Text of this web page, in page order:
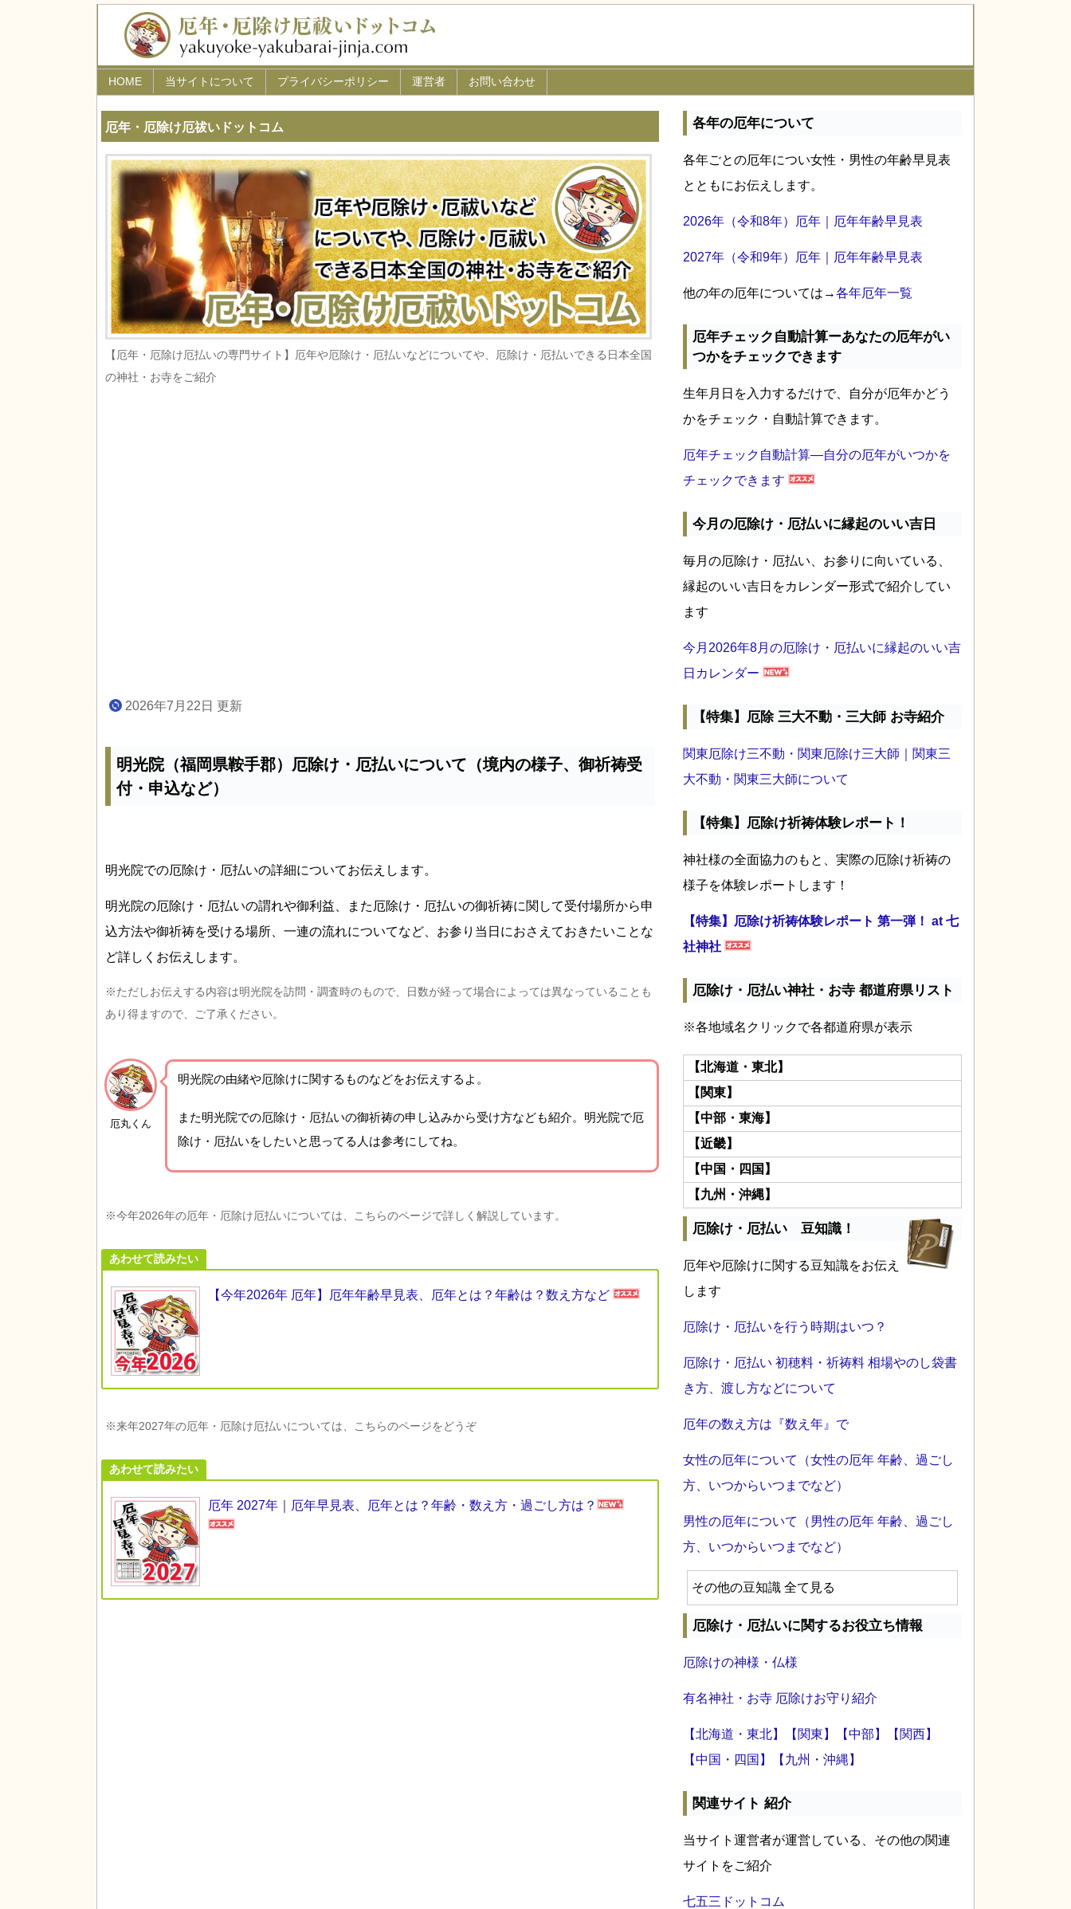
厄年・厄除け厄祓いドットコム
【厄年・厄除け厄払いの専門サイト】厄年や厄除け・厄払いなどについてや、厄除け・厄払いできる日本全国
の神社・お寺をご紹介
2026年7月22日 更新
明光院（福岡県鞍手郡）厄除け・厄払いについて（境内の様子、御祈祷受
付・申込など）
明光院での厄除け・厄払いの詳細についてお伝えします。
明光院の厄除け・厄払いの謂れや御利益、また厄除け・厄払いの御祈祷に関して受付場所から申
込方法や御祈祷を受ける場所、一連の流れについてなど、お参り当日におさえておきたいことな
ど詳しくお伝えします。
※ただしお伝えする内容は明光院を訪問・調査時のもので、日数が経って場合によっては異なっていることも
あり得ますので、ご了承ください。
厄丸くん
明光院の由緒や厄除けに関するものなどをお伝えするよ。
また明光院での厄除け・厄払いの御祈祷の申し込みから受け方なども紹介。明光院で厄
除け・厄払いをしたいと思ってる人は参考にしてね。
※今年2026年の厄年・厄除け厄払いについては、こちらのページで詳しく解説しています。
あわせて読みたい
【今年2026年 厄年】厄年年齢早見表、厄年とは？年齢は？数え方など
※来年2027年の厄年・厄除け厄払いについては、こちらのページをどうぞ
あわせて読みたい
厄年 2027年｜厄年早見表、厄年とは？年齢・数え方・過ごし方は？
各年の厄年について
各年ごとの厄年につい女性・男性の年齢早見表
とともにお伝えします。
2026年（令和8年）厄年｜厄年年齢早見表
2027年（令和9年）厄年｜厄年年齢早見表
他の年の厄年については→各年厄年一覧
厄年チェック自動計算ーあなたの厄年がい
つかをチェックできます
生年月日を入力するだけで、自分が厄年かどう
かをチェック・自動計算できます。
厄年チェック自動計算―自分の厄年がいつかを
チェックできます
今月の厄除け・厄払いに縁起のいい吉日
毎月の厄除け・厄払い、お参りに向いている、
縁起のいい吉日をカレンダー形式で紹介してい
ます
今月2026年8月の厄除け・厄払いに縁起のいい吉
日カレンダー
【特集】厄除 三大不動・三大師 お寺紹介
関東厄除け三不動・関東厄除け三大師｜関東三
大不動・関東三大師について
【特集】厄除け祈祷体験レポート！
神社様の全面協力のもと、実際の厄除け祈祷の
様子を体験レポートします！
【特集】厄除け祈祷体験レポート 第一弾！ at 七
社神社
厄除け・厄払い神社・お寺 都道府県リスト
※各地域名クリックで各都道府県が表示
【北海道・東北】
【関東】
【中部・東海】
【近畿】
【中国・四国】
【九州・沖縄】
厄除け・厄払い 豆知識！
厄年や厄除けに関する豆知識をお伝え
します
厄除け・厄払いを行う時期はいつ？
厄除け・厄払い 初穂料・祈祷料 相場やのし袋書
き方、渡し方などについて
厄年の数え方は『数え年』で
女性の厄年について（女性の厄年 年齢、過ごし
方、いつからいつまでなど）
男性の厄年について（男性の厄年 年齢、過ごし
方、いつからいつまでなど）
その他の豆知識 全て見る
厄除け・厄払いに関するお役立ち情報
厄除けの神様・仏様
有名神社・お寺 厄除けお守り紹介
【北海道・東北】 【関東】 【中部】
【関西】
【中国・四国】
【九州・沖縄】
関連サイト 紹介
当サイト運営者が運営している、その他の関連
サイトをご紹介
七五三ドットコム
HOME 当サイトについて プライバシーポリシー 運営者 お問い合わせ